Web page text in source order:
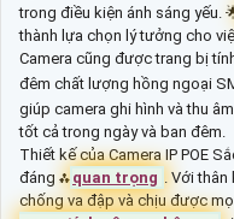
trong điều kiện ánh sáng yếu.
thành lựa chọn lý tưởng cho
Camera cũng được trang bị
đêm chất lượng hồng ngoại
giúp camera ghi hình và thu
tốt cả trong ngày và ban đêm.
Thiết kế của Camera IP POE
đáng ⁂ quan trọng
. Với
chống va đập và chịu được